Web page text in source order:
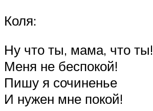
Коля:
Ну что ты, мама, что ты!
Меня не беспокой!
Пишу я сочиненье
И нужен мне покой!